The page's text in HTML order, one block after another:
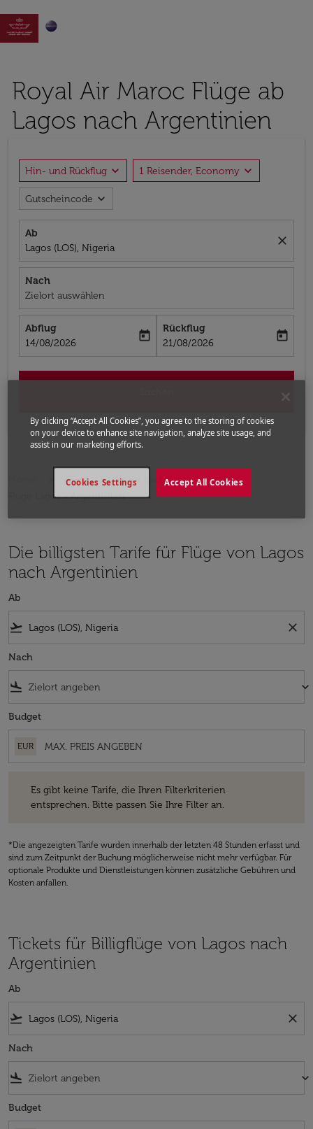

Royal Air Maroc Flüge ab
Lagos nach Argentinien
Hin- und Rückflug expand_more 1 Reisender, Economy expand_more
Gutscheincode expand_more
Ab
Lagos (LOS), Nigeria
close
Nach
Zielort auswählen
Abflug
fc-booking-departure-date-aria-label
14/08/2026
today
Rückflug
fc-booking-return-date-aria-label
21/08/2026
today
Flüge
Flüge nach Argentinien
Flüge Lagos - Argentinien
Die billigsten Tarife für Flüge von Lagos
nach Argentinien
Ab
flight_takeoff close
Nach
flight_land keyboard_arrow_down
Budget
EUR
Es gibt keine Tarife, die Ihren Filterkriterien
entsprechen. Bitte passen Sie Ihre Filter an.
*Die angezeigten Tarife wurden innerhalb der letzten 48 Stunden erfasst und
sind zum Zeitpunkt der Buchung möglicherweise nicht mehr verfügbar. Für
optionale Produkte und Dienstleistungen können zusätzliche Gebühren und
Kosten anfallen.
Tickets für Billigflüge von Lagos nach
Argentinien
Ab
flight_takeoff close
Nach
flight_land keyboard_arrow_down
Budget
By clicking “Accept All Cookies”, you agree to the storing of cookies
on your device to enhance site navigation, analyze site usage, and
assist in our marketing efforts.
Accept All Cookies
Cookies Settings